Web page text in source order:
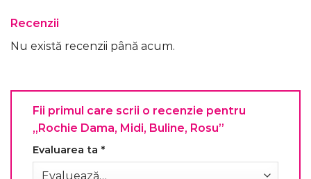
Recenzii
Nu există recenzii până acum.
Fii primul care scrii o recenzie pentru
„Rochie Dama, Midi, Buline, Rosu”
Evaluarea ta *